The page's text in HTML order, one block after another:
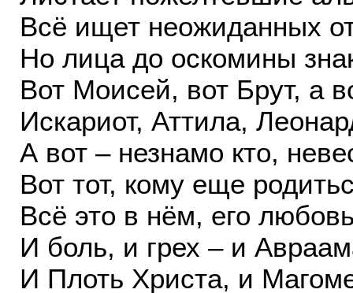
Всё ищет неожиданных
Но лица до оскомины
Вот Моисей, вот Брут, а
Искариот, Аттила,
А вот – незнамо кто,
Вот тот, кому еще
Всё это в нём, его
И боль, и грех – и
И Плоть Христа, и